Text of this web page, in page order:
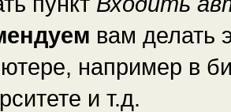
вам делать
например в
и т.д.